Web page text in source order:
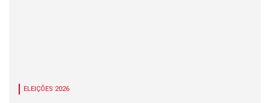
ELEIÇÕES 2026